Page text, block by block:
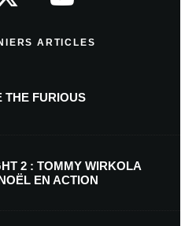
ARTICLES
THE FURIOUS
2 : TOMMY WIRKOLA
EN ACTION